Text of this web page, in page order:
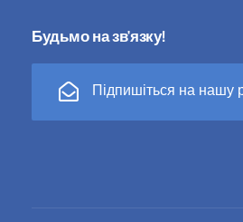
Будьмо на зв'язку!
Підпишіться на нашу